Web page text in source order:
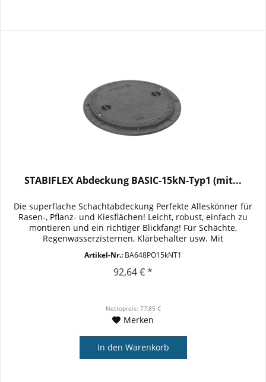
STABIFLEX Abdeckung BASIC-15kN-Typ1 (mit...
Die superflache Schachtabdeckung Perfekte Alleskönner für
Rasen-, Pflanz- und Kiesflächen! Leicht, robust, einfach zu
montieren und ein richtiger Blickfang! Für Schächte,
Regenwasserzisternen, Klärbehälter usw. Mit
Artikel-Nr.: BA648PO15kNT1
92,64 € *
Nettopreis: 77,85 €
Merken
In den Warenkorb